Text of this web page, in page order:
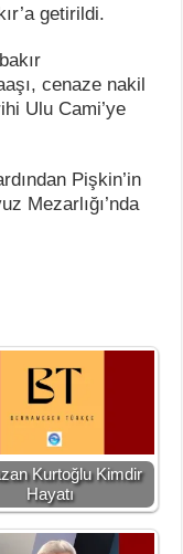
getirildi.
cenaze nakil
Ulu Cami’ye
Pişkin’in
Mezarlığı’nda
Kurtoğlu Kimdir
Hayatı